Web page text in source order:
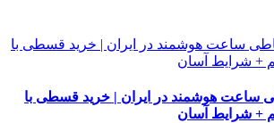
هوشمند در ایران | خرید قسطی با
+ شرایط آسان